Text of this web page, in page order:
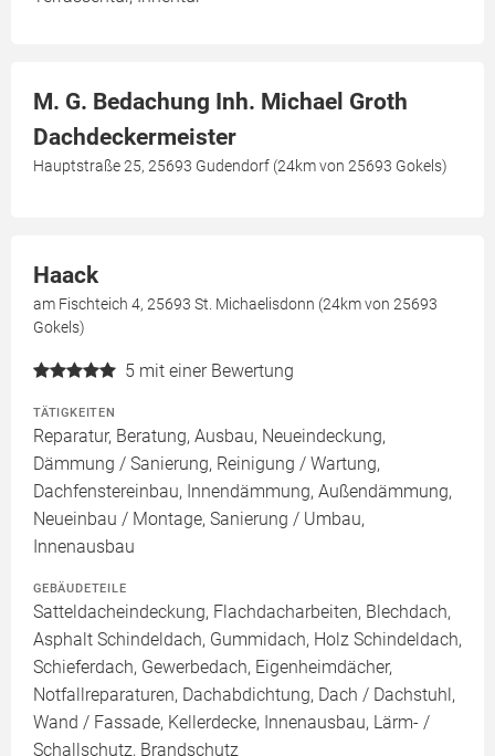
M. G. Bedachung Inh. Michael Groth
Dachdeckermeister
Hauptstraße 25, 25693 Gudendorf (24km von 25693 Gokels)
Haack
am Fischteich 4, 25693 St. Michaelisdonn (24km von 25693
Gokels)
5 mit einer Bewertung
TÄTIGKEITEN
Reparatur, Beratung, Ausbau, Neueindeckung,
Dämmung / Sanierung, Reinigung / Wartung,
Dachfenstereinbau, Innendämmung, Außendämmung,
Neueinbau / Montage, Sanierung / Umbau,
Innenausbau
GEBÄUDETEILE
Satteldacheindeckung, Flachdacharbeiten, Blechdach,
Asphalt Schindeldach, Gummidach, Holz Schindeldach,
Schieferdach, Gewerbedach, Eigenheimdächer,
Notfallreparaturen, Dachabdichtung, Dach / Dachstuhl,
Wand / Fassade, Kellerdecke, Innenausbau, Lärm- /
Schallschutz, Brandschutz